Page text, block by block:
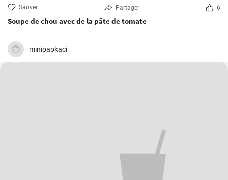
Sauver Partager 6
Soupe de chou avec de la pâte de tomate
minipapkaci